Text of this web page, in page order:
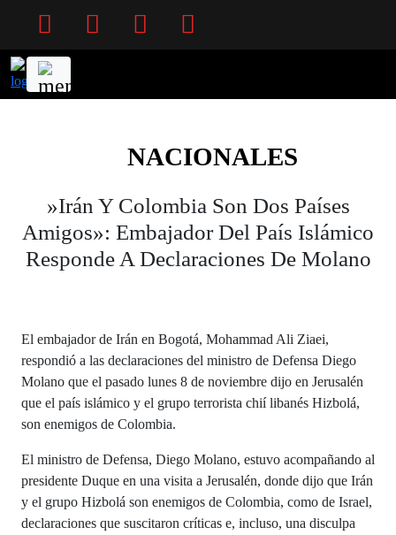
NACIONALES
»Irán Y Colombia Son Dos Países
Amigos»: Embajador Del País Islámico
Responde A Declaraciones De Molano
El embajador de Irán en Bogotá, Mohammad Ali Ziaei,
respondió a las declaraciones del ministro de Defensa Diego
Molano que el pasado lunes 8 de noviembre dijo en Jerusalén
que el país islámico y el grupo terrorista chií libanés Hizbolá,
son enemigos de Colombia.
El ministro de Defensa, Diego Molano, estuvo acompañando al
presidente Duque en una visita a Jerusalén, donde dijo que Irán
y el grupo Hizbolá son enemigos de Colombia, como de Israel,
declaraciones que suscitaron críticas e, incluso, una disculpa